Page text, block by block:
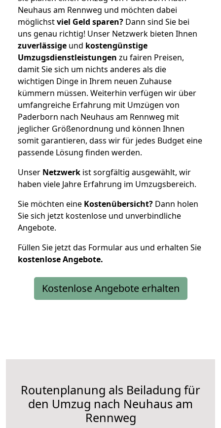
Neuhaus am Rennweg und möchten dabei
möglichstviel Geld sparen? Dann sind Sie bei
uns genau richtig! Unser Netzwerk bieten Ihnen
zuverlässige und kostengünstige
Umzugsdienstleistungen zu fairen Preisen,
damit Sie sich um nichts anderes als die
wichtigen Dinge in Ihrem neuen Zuhause
kümmern müssen. Weiterhin verfügen wir über
umfangreiche Erfahrung mit Umzügen von
Paderborn nach Neuhaus am Rennweg mit
jeglicher Größenordnung und können Ihnen
somit garantieren, dass wir für jedes Budget eine
passende Lösung finden werden.
Unser Netzwerk ist sorgfältig ausgewählt, wir
haben viele Jahre Erfahrung im Umzugsbereich.
Sie möchten eine Kostenübersicht? Dann holen
Sie sich jetzt kostenlose und unverbindliche
Angebote.
Füllen Sie jetzt das Formular aus und erhalten Sie
kostenloseAngebote.
Kostenlose Angebote erhalten
Routenplanung als Beiladung für
den Umzug nach Neuhaus am
Rennweg